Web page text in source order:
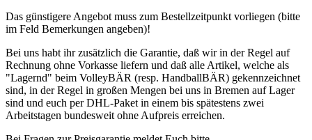
Das günstigere Angebot muss zum Bestellzeitpunkt vorliegen (bitte
im Feld Bemerkungen angeben)!
Bei uns habt ihr zusätzlich die Garantie, daß wir in der Regel auf
Rechnung ohne Vorkasse liefern und daß alle Artikel, welche als
"Lagernd" beim VolleyBÄR (resp. HandballBÄR) gekennzeichnet
sind, in der Regel in großen Mengen bei uns in Bremen auf Lager
sind und euch per DHL-Paket in einem bis spätestens zwei
Arbeitstagen bundesweit ohne Aufpreis erreichen.